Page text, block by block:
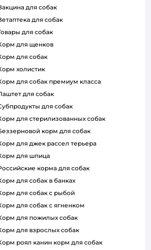
вакцина для собак
ветаптека для собак
товары для собак
корм для щенков
корм для собак
корм холистик
корм для собак премиум класса
паштет для собак
субпродукты для собак
корм для стерилизованных собак
беззерновой корм для собак
корм для джек рассел терьера
корм для шпица
российские корма для собак
корм для собак в банках
корм для собак с рыбой
корм для собак с ягненком
корм для пожилых собак
корм для взрослых собак
корм роял канин корм для собак